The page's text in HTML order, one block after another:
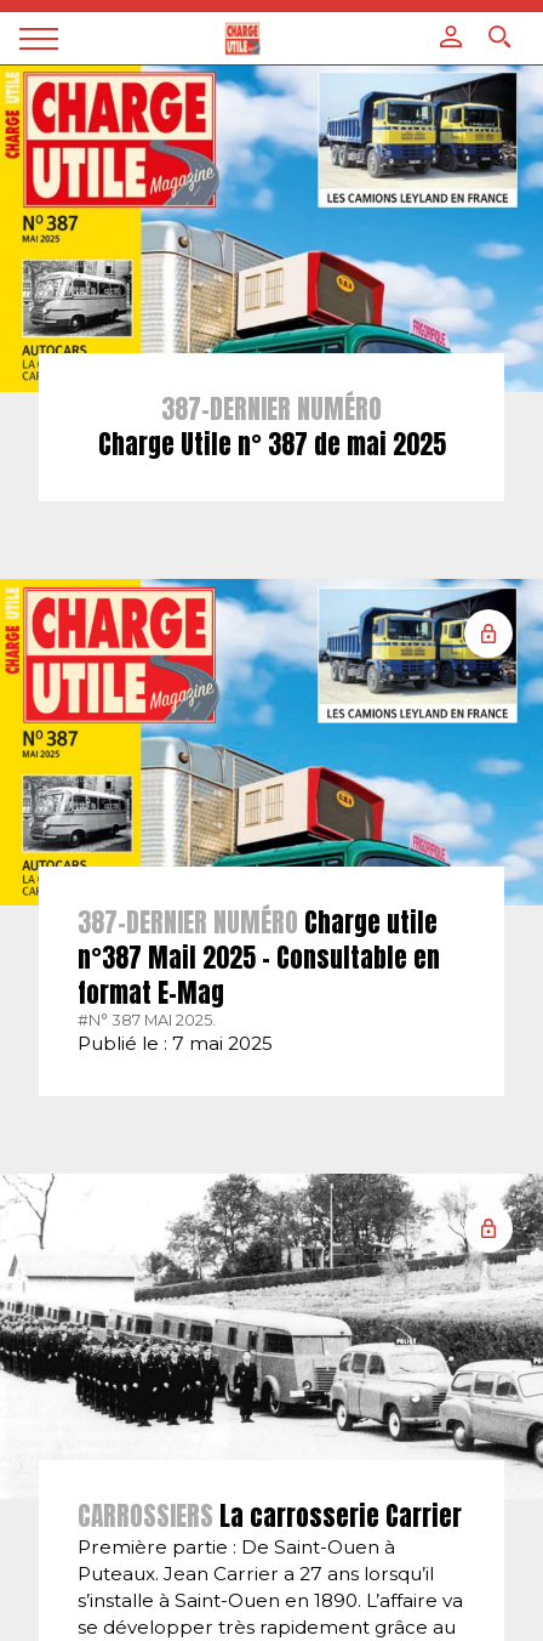
Magazine
Charge
utile
387-DERNIER NUMÉRO
Charge Utile n° 387 de mai 2025
387-DERNIER NUMÉRO Charge utile
n°387 Mail 2025 – Consultable en
format E-Mag
#N° 387 MAI 2025.
Publié le : 7 mai 2025
CARROSSIERS La carrosserie Carrier
Première partie : De Saint-Ouen à
Puteaux. Jean Carrier a 27 ans lorsqu’il
s’installe à Saint-Ouen en 1890. L’affaire va
se développer très rapidement grâce au
Panneau de gestion des cookies